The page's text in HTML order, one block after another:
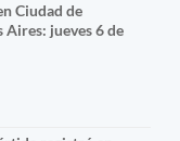
Ciudad de
Aires: jueves 6 de